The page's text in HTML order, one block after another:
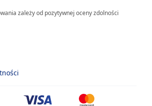
zależy od pozytywnej oceny zdolności